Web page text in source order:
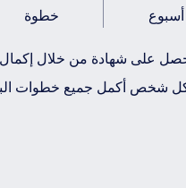
أسبوع خطوة
على شهادة من خلال إكمال
شخص أكمل جميع خطوات